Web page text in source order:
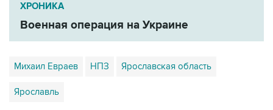
ХРОНИКА
Военная операция на Украине
Михаил Евраев НПЗ Ярославская область
Ярославль